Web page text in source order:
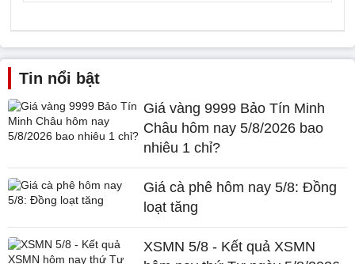
Tin nổi bật
Giá vàng 9999 Bảo Tín Minh
Châu hôm nay 5/8/2026 bao
nhiêu 1 chỉ?
Giá cà phê hôm nay 5/8: Đồng
loạt tăng
XSMN 5/8 - Kết quả XSMN